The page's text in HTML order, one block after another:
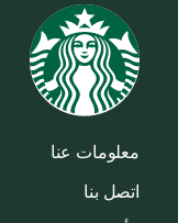
معلومات عنا
اتصل بنا